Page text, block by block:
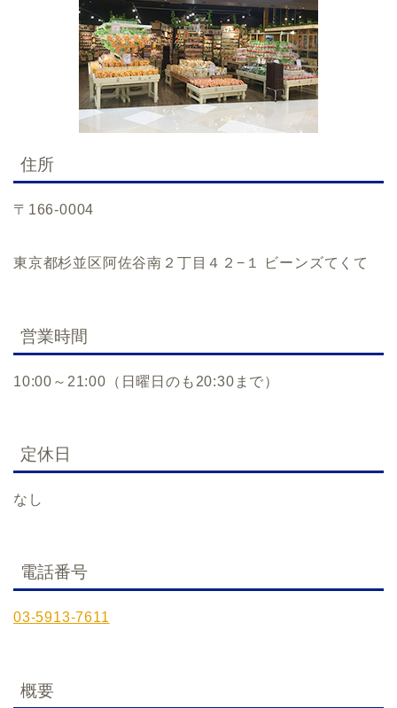
住所
〒166-0004
東京都杉並区阿佐谷南２丁目４２−１ ビーンズてくて
営業時間
10:00～21:00（日曜日のも20:30まで）
定休日
なし
電話番号
03-5913-7611
概要